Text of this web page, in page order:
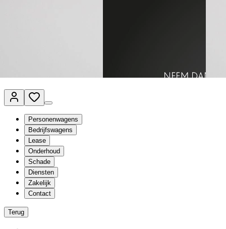
Personenwagens
Bedrijfswagens
Lease
Onderhoud
Schade
Diensten
Zakelijk
Contact
Terug